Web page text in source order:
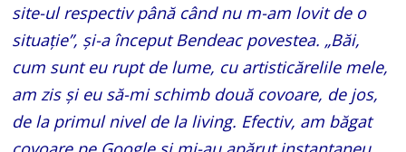
site-ul respectiv până când nu m-am lovit de o
situație”, și-a început Bendeac povestea. „Băi,
cum sunt eu rupt de lume, cu artisticărelile mele,
am zis și eu să-mi schimb două covoare, de jos,
de la primul nivel de la living. Efectiv, am băgat